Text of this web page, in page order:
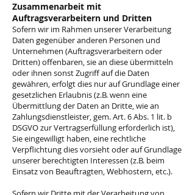
Zusammenarbeit mit
Auftragsverarbeitern und Dritten
Sofern wir im Rahmen unserer Verarbeitung
Daten gegenüber anderen Personen und
Unternehmen (Auftragsverarbeitern oder
Dritten) offenbaren, sie an diese übermitteln
oder ihnen sonst Zugriff auf die Daten
gewähren, erfolgt dies nur auf Grundlage einer
gesetzlichen Erlaubnis (z.B. wenn eine
Übermittlung der Daten an Dritte, wie an
Zahlungsdienstleister, gem. Art. 6 Abs. 1 lit. b
DSGVO zur Vertragserfüllung erforderlich ist),
Sie eingewilligt haben, eine rechtliche
Verpflichtung dies vorsieht oder auf Grundlage
unserer berechtigten Interessen (z.B. beim
Einsatz von Beauftragten, Webhostern, etc.).